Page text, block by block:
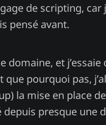
de scripting, car
pensé avant.
domaine, et j’essaie
pourquoi pas,
la mise en place
presque une